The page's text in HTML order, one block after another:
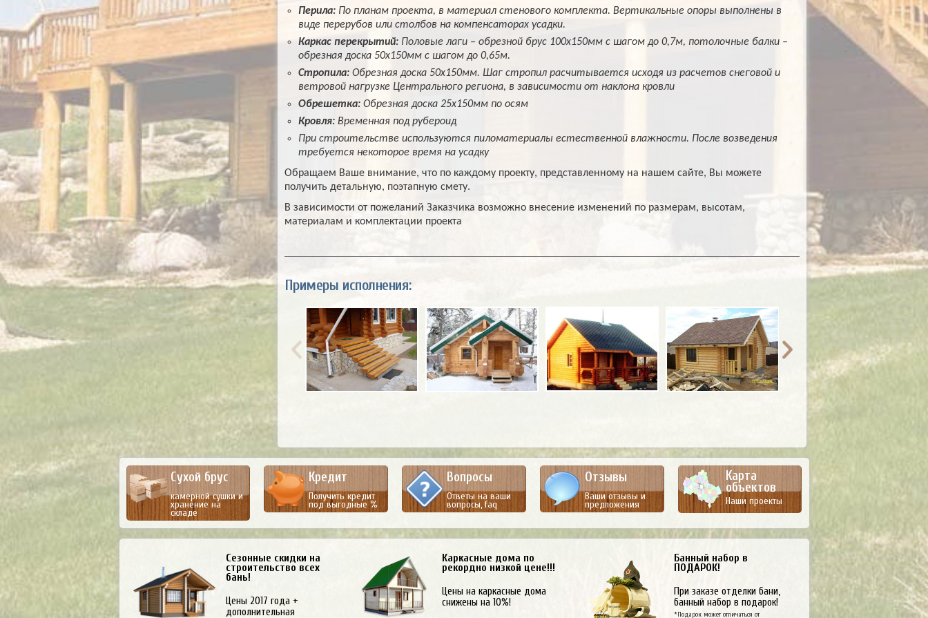
Перила:По планам проекта, в материал стенового комплекта. Вертикальные опоры выполнены в
виде перерубов или столбов на компенсаторах усадки.
Каркас перекрытий:Половые лаги – обрезной брус 100х150мм с шагом до 0,7м, потолочные балки –
обрезная доска 50х150мм с шагом до 0,65м.
Стропила:Обрезная доска 50х150мм. Шаг стропил расчитывается исходя из расчетов снеговой и
ветровой нагрузке Центрального региона, в зависимости от наклона кровли
Обрешетка:Обрезная доска 25х150мм по осям
Кровля:Временная под рубероид
При строительстве используются пиломатериалы естественной влажности. После возведения
требуется некоторое время на усадку
Обращаем Ваше внимание, что по каждому проекту, представленному на нашем сайте, Вы можете
получить детальную, поэтапную смету.
В зависимости от пожеланий Заказчика возможно внесение изменений по размерам, высотам,
материалам и комплектации проекта
Примеры исполнения:
Сухой брус
камерной сушки и
хранение на
складе
Кредит
Получить кредит
под выгодные %
Вопросы
Ответы на ваши
вопросы, faq
Отзывы
Ваши отзывы и
предложения
Карта
объектов
Наши проекты
Сезонные скидки на
строительство всех
бань!
Цены 2017 года +
дополнительная
Каркасные дома по
рекордно низкой цене!!!
Цены на каркасные дома
снижены на 10%!
Банный набор в
ПОДАРОК!
При заказе отделки бани,
банный набор в подарок!
*Подарок может отличаться от